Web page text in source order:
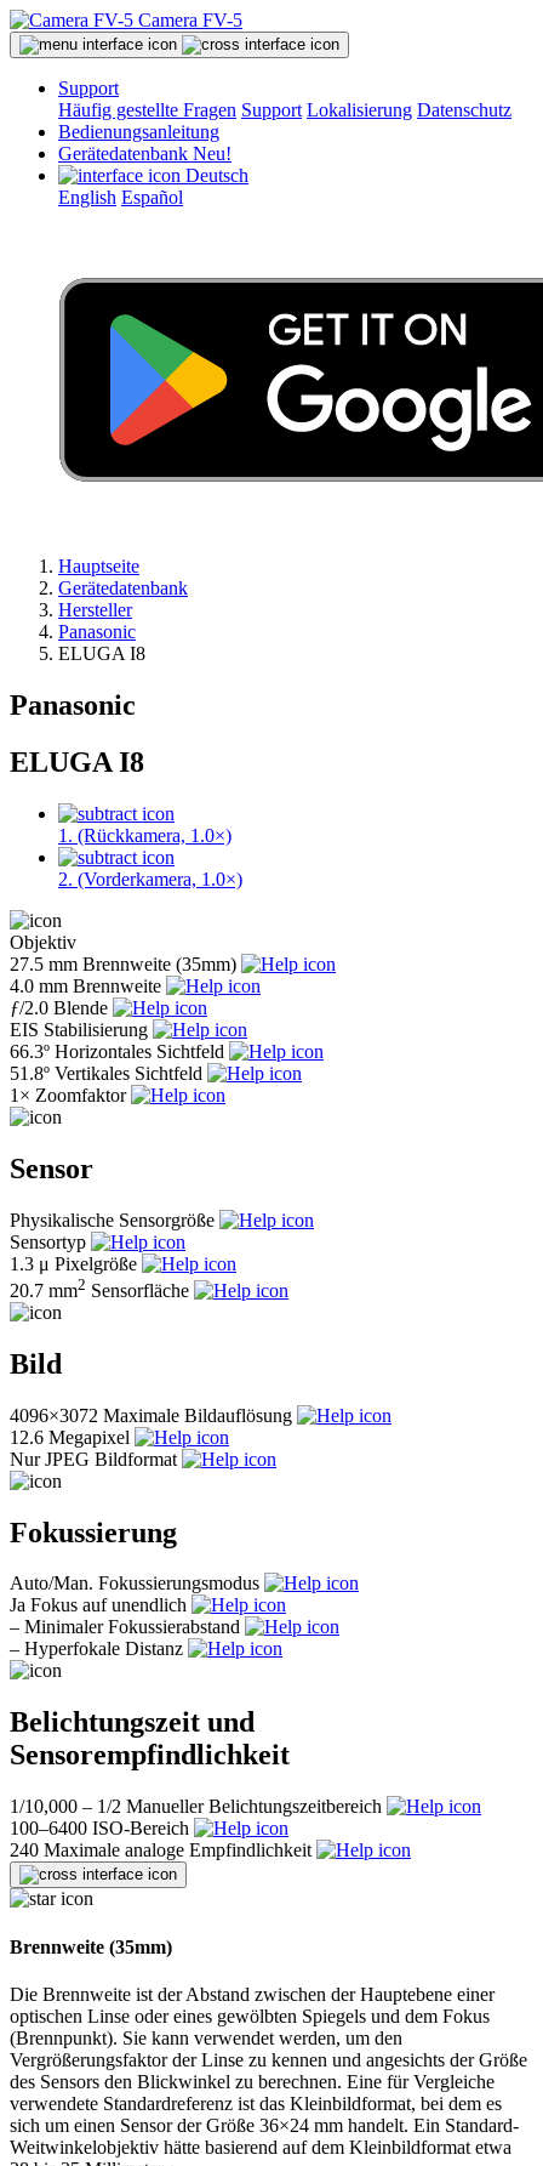
Camera FV-5
Support
Häufig gestellte Fragen Support Lokalisierung Datenschutz
Bedienungsanleitung
Gerätedatenbank Neu!
Deutsch
English Español
Hauptseite
Gerätedatenbank
Hersteller
Panasonic
ELUGA I8
Panasonic
ELUGA I8
1. (Rückkamera, 1.0×)
2. (Vorderkamera, 1.0×)
Objektiv
27.5 mm Brennweite (35mm)
4.0 mm Brennweite
ƒ/2.0 Blende
EIS Stabilisierung
66.3º Horizontales Sichtfeld
51.8º Vertikales Sichtfeld
1× Zoomfaktor
Sensor
Physikalische Sensorgröße
Sensortyp
1.3 μ Pixelgröße
20.7 mm2 Sensorfläche
Bild
4096×3072 Maximale Bildauflösung
12.6 Megapixel
Nur JPEG Bildformat
Fokussierung
Auto/Man. Fokussierungsmodus
Ja Fokus auf unendlich
– Minimaler Fokussierabstand
– Hyperfokale Distanz
Belichtungszeit und
Sensorempfindlichkeit
1/10,000 – 1/2 Manueller Belichtungszeitbereich
100–6400 ISO-Bereich
240 Maximale analoge Empfindlichkeit
Brennweite (35mm)
Die Brennweite ist der Abstand zwischen der Hauptebene einer
optischen Linse oder eines gewölbten Spiegels und dem Fokus
(Brennpunkt). Sie kann verwendet werden, um den
Vergrößerungsfaktor der Linse zu kennen und angesichts der Größe
des Sensors den Blickwinkel zu berechnen. Eine für Vergleiche
verwendete Standardreferenz ist das Kleinbildformat, bei dem es
sich um einen Sensor der Größe 36×24 mm handelt. Ein Standard-
Weitwinkelobjektiv hätte basierend auf dem Kleinbildformat etwa